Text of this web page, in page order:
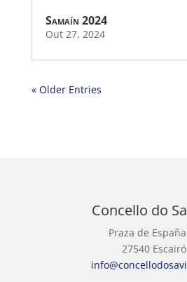
Samaín 2024
Out 27, 2024
« Older Entries
Concello do
Praza de
27540